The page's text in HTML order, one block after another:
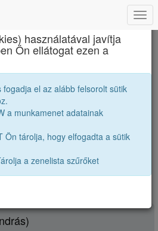
Sámuel Líceum
12B
használatával javítja
Ön ellátogat ezen a
el az alább felsorolt sütik
a munkamenet adatainak
Ön tárolja, hogy elfogadta a sütik
a zenelista szűrőket